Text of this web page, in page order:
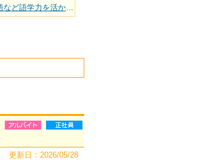
英語など語学力を活かせる(2)
更新日：2026/05/28